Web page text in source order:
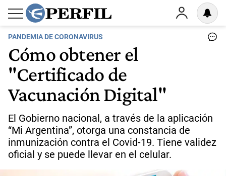
PANDEMIA DE CORONAVIRUS
Cómo obtener el
"Certificado de
Vacunación Digital"
El Gobierno nacional, a través de la aplicación
“Mi Argentina”, otorga una constancia de
inmunización contra el Covid-19. Tiene validez
oficial y se puede llevar en el celular.